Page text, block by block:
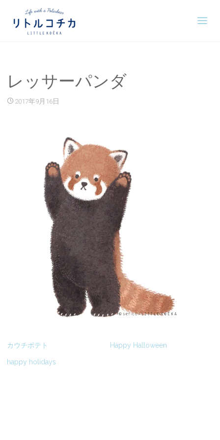
レッサーパンダ
2017年9月16日
カウチポテト Happy Halloween
happy holidays